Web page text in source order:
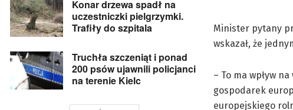
Konar drzewa spadł na
uczestniczki pielgrzymki.
Trafiły do szpitala
Truchła szczeniąt i ponad
200 psów ujawnili policjanci
na terenie Kielc
Minister pytany
wskazał, że
– To ma wpływ
gospodarek
europejskiego